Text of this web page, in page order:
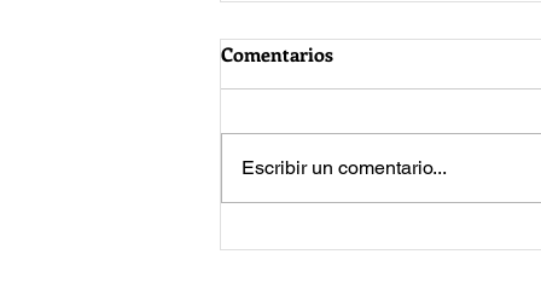
Comentarios
Escribir un comentario...